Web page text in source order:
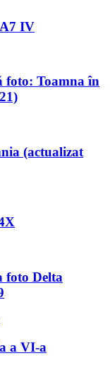
IV
foto: Toamna în
(actualizat
foto Delta
a VI-a